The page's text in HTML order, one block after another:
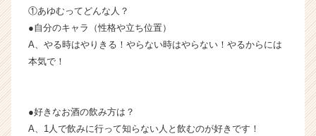
ト
チ
ア
（C
h
①あゆむってどんな人？
●自分のキャラ（性格や立ち位置）
A、やる時はやりきる！やらない時はやらない！やるからには
本気で！
●好きなお酒の飲み方は？
A、1人で飲みに行って知らない人と飲むのが好きです！